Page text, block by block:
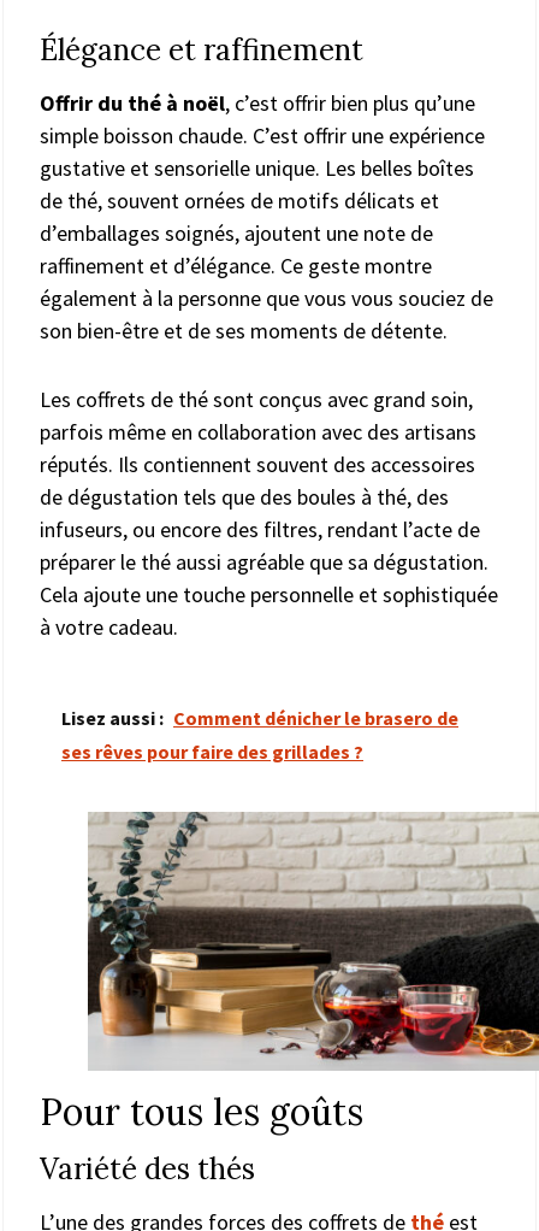
Élégance et raffinement
Offrir du thé à noël, c’est offrir bien plus qu’une
simple boisson chaude. C’est offrir une expérience
gustative et sensorielle unique. Les belles boîtes
de thé, souvent ornées de motifs délicats et
d’emballages soignés, ajoutent une note de
raffinement et d’élégance. Ce geste montre
également à la personne que vous vous souciez de
son bien-être et de ses moments de détente.
Les coffrets de thé sont conçus avec grand soin,
parfois même en collaboration avec des artisans
réputés. Ils contiennent souvent des accessoires
de dégustation tels que des boules à thé, des
infuseurs, ou encore des filtres, rendant l’acte de
préparer le thé aussi agréable que sa dégustation.
Cela ajoute une touche personnelle et sophistiquée
à votre cadeau.
Lisez aussi : Comment dénicher le brasero de
ses rêves pour faire des grillades ?
Pour tous les goûts
Variété des thés
L’une des grandes forces des coffrets de thé est